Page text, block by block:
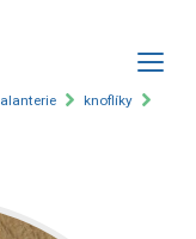
knoflíky